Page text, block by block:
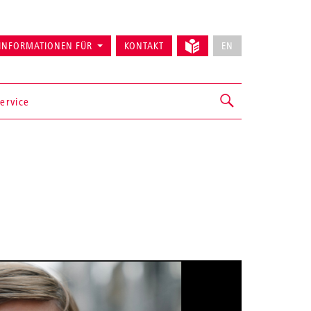
INFORMATIONEN FÜR KONTAKT EN